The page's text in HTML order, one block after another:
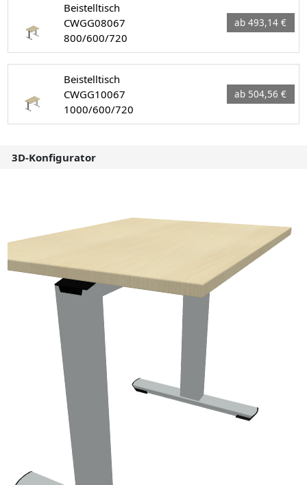
Beistelltisch
CWGG08067
800/600/720
ab 493,14 €
Beistelltisch
CWGG10067
1000/600/720
ab 504,56 €
3D-Konfigurator